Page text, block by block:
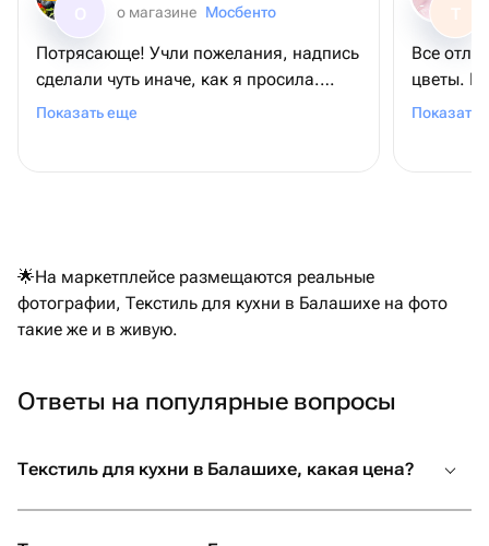
о магазине Мосбенто
Потрясающе! Учли пожелания, надпись
сделали чуть иначе, как я просила.
Учитывая что заказывала ночью, а
Показать еще
Т
Все
цветы.
Показать
🌟На маркетплейсе размещаются реальные
фотографии, Текстиль для кухни в Балашихе на фото
такие же и в живую.
Ответы на популярные вопросы
Текстиль для кухни в Балашихе, какая цена?